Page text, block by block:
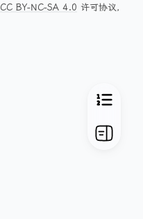
CC BY-NC-SA 4.0 许可协议，